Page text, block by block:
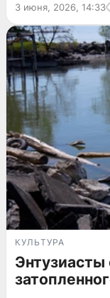
3 июня, 2026, 14:33
КУЛЬТУРА